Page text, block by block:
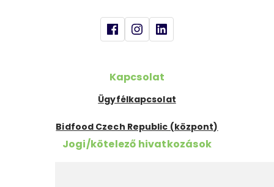
Kapcsolat
Ügyfélkapcsolat
Bidfood Czech Republic (központ)
Jogi/kötelező hivatkozások